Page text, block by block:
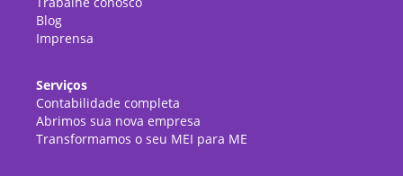
Blog
Imprensa
Serviços
Contabilidade completa
Abrimos sua nova empresa
Transformamos o seu MEI para ME